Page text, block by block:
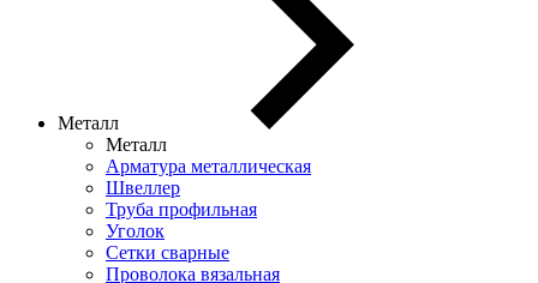
Металл
Металл
Арматура металлическая
Швеллер
Труба профильная
Уголок
Сетки сварные
Проволока вязальная